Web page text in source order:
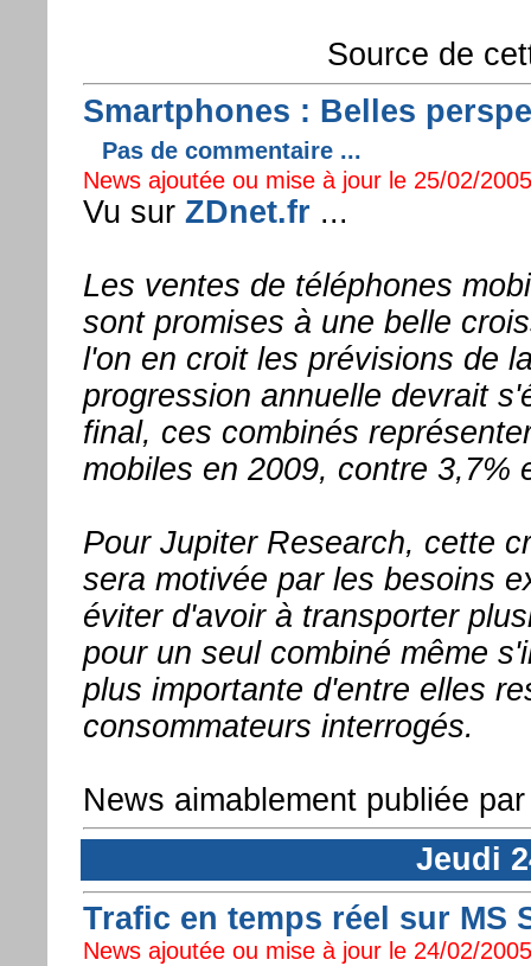
Source de
Smartphones : Belles
Pas de commentaire ...
News ajoutée ou mise à jour le 25/02/
Vu sur ZDnet.fr ...
Les ventes de téléphones
sont promises à une belle
l'on en croit les prévisions de
progression annuelle devrait
final, ces combinés
mobiles en 2009, contre 3,7%
Pour Jupiter Research, cette
sera motivée par les besoins
éviter d'avoir à transporter
pour un seul combiné même
plus importante d'entre elles
consommateurs interrogés.
News aimablement publiée
Jeudi
Trafic en temps réel sur MS
News ajoutée ou mise à jour le 24/02/